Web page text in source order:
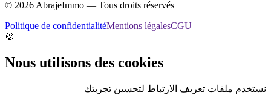
© 2026AbrajeImmo — Tous droits réservés
Politique de confidentialitéMentions légalesCGU
🍪
Nous utilisons des cookies
نستخدم ملفات تعريف الارتباط لتحسين تجربتك